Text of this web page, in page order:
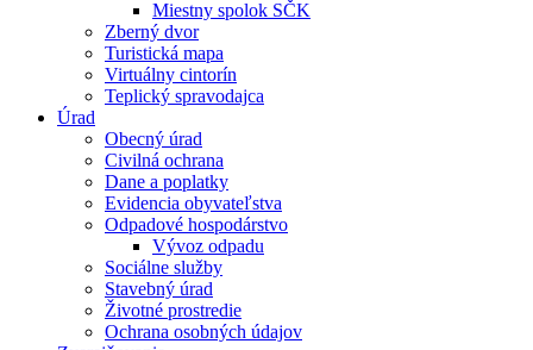
Miestny spolok SČK
Zberný dvor
Turistická mapa
Virtuálny cintorín
Teplický spravodajca
Úrad
Obecný úrad
Civilná ochrana
Dane a poplatky
Evidencia obyvateľstva
Odpadové hospodárstvo
Vývoz odpadu
Sociálne služby
Stavebný úrad
Životné prostredie
Ochrana osobných údajov